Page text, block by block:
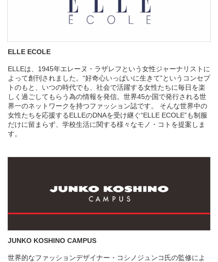
ELLE ECOLE
ELLEは、1945年エレーヌ・ラザレフという女性ジャーナリストに
よって創刊されました。“好奇心いっぱいに生きて”というコンセプ
トのもと、いつの時代でも、社会で活躍する女性たちに毎日を楽
しく過ごしてもらう為の情報を発信。世界45か国で発行される世
界一のネットワークを持つファッション誌です。 そんな世界中の
女性たちを応援するELLEのDNAを受け継ぐ“ELLE ECOLE”も制服
だけに留まらず、学校生活に関する様々なモノ・コトを提案しま
す。
JUNKO KOSHINO CAMPUS
世界的なファッションデザイナー・コシノジュンコ氏の監修によ